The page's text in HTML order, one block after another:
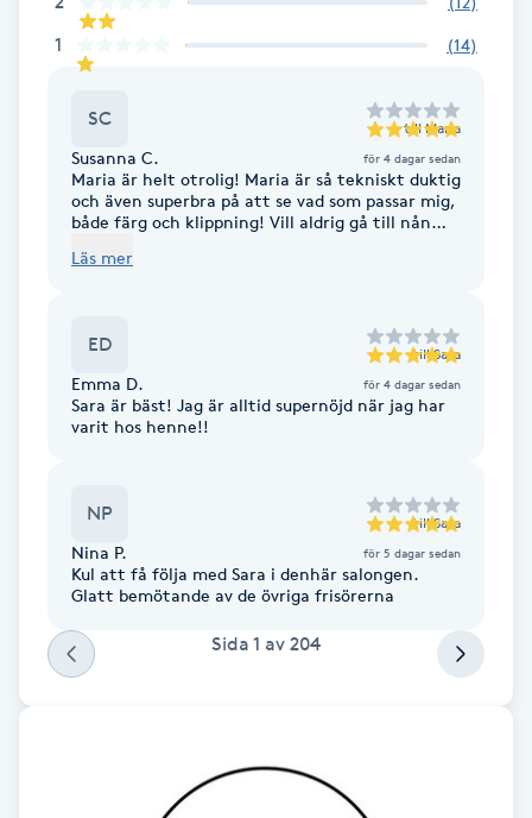
Gel naglar
Gelenaglar
Gellack
Gravidmassage
Gruppträning
Gua Sha-massage
Hatha Yoga
1 (14)
SC till Maria
Susanna C. för 4 dagar sedan
Maria är helt otrolig! Maria är så tekniskt duktig
och även superbra på att se vad som passar mig,
både färg och klippning! Vill aldrig gå till nån
Läs mer
ED till Sara
Emma D. för 4 dagar sedan
Sara är bäst! Jag är alltid supernöjd när jag har
varit hos henne!!
NP till Sara
Nina P. för 5 dagar sedan
Kul att få följa med Sara i denhär salongen.
Glatt bemötande av de övriga frisörerna
Sida 1 av 204